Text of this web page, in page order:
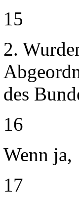
15
2.
des
16
Wenn ja,
17